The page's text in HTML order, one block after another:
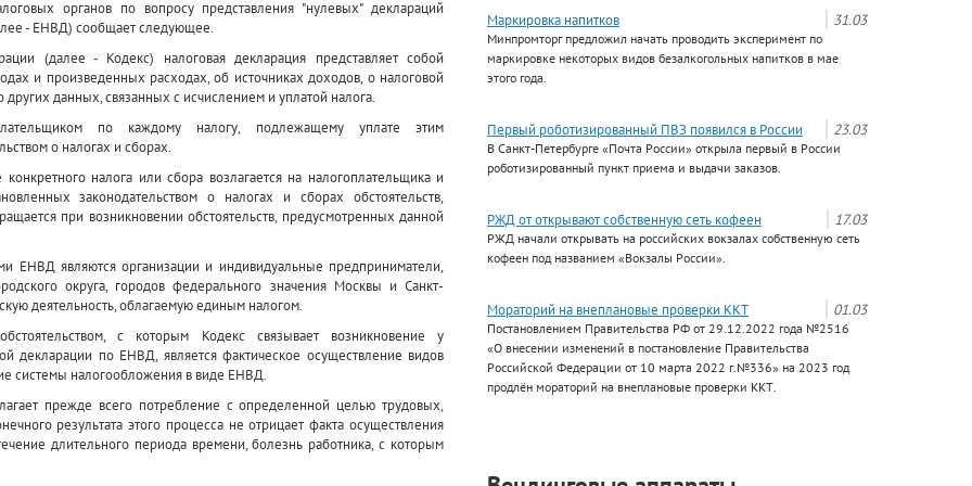
органов по вопросу представления "нулевых" деклараций
- ЕНВД) сообщает следующее.
(далее - Кодекс) налоговая декларация представляет собой
и произведенных расходах, об источниках доходов, о налоговой
данных, связанных с исчислением и уплатой налога.
по каждому налогу, подлежащему уплате этим
о налогах и сборах.
налога или сбора возлагается на налогоплательщика и
законодательством о налогах и сборах обстоятельств,
при возникновении обстоятельств, предусмотренных данной
ЕНВД являются организации и индивидуальные предприниматели,
округа, городов федерального значения Москвы и Санкт-
деятельность, облагаемую единым налогом.
с которым Кодекс связывает возникновение у
декларации по ЕНВД, является фактическое осуществление видов
системы налогообложения в виде ЕНВД.
прежде всего потребление с определенной целью трудовых,
результата этого процесса не отрицает факта осуществления
длительного периода времени, болезнь работника, с которым
31.03
Маркировка напитков
Минпромторг предложил начать проводить эксперимент по
маркировке некоторых видов безалкогольных напитков в мае
этого года.
23.03
Первый роботизированный ПВЗ появился в России
В Санкт-Петербурге «Почта России» открыла первый в России
роботизированный пункт приема и выдачи заказов.
17.03
РЖД от открывают собственную сеть кофеен
РЖД начали открывать на российских вокзалах собственную сеть
кофеен под названием «Вокзалы России».
01.03
Мораторий на внеплановые проверки ККТ
Постановлением Правительства РФ от 29.12.2022 года №2516
«О внесении изменений в постановление Правительства
Российской Федерации от 10 марта 2022 г.№336» на 2023 год
продлён мораторий на внеплановые проверки ККТ.